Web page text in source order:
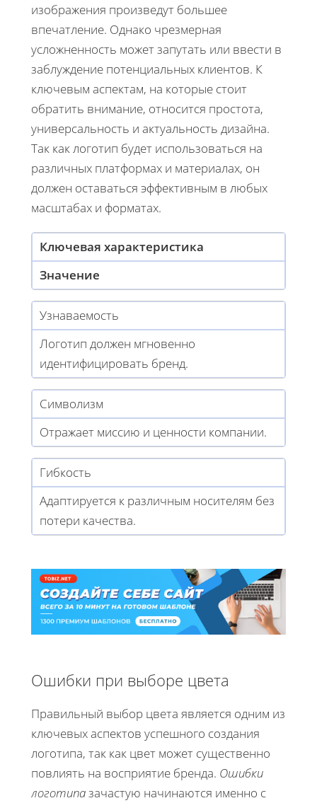
изображения произведут большее
впечатление. Однако чрезмерная
усложненность может запутать или ввести в
заблуждение потенциальных клиентов. К
ключевым аспектам, на которые стоит
обратить внимание, относится простота,
универсальность и актуальность дизайна.
Так как логотип будет использоваться на
различных платформах и материалах, он
должен оставаться эффективным в любых
масштабах и форматах.
Ключевая характеристика
Значение
Узнаваемость
Логотип должен мгновенно
идентифицировать бренд.
Символизм
Отражает миссию и ценности компании.
Гибкость
Адаптируется к различным носителям без
потери качества.
Ошибки при выборе цвета
Правильный выбор цвета является одним из
ключевых аспектов успешного создания
логотипа, так как цвет может существенно
повлиять на восприятие бренда. Ошибки
логотипазачастую начинаются именно с